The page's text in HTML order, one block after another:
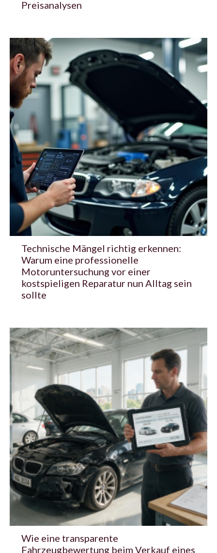
Preisanalysen
Technische Mängel richtig erkennen:
Warum eine professionelle
Motoruntersuchung vor einer
kostspieligen Reparatur nun Alltag sein
sollte
Wie eine transparente
Fahrzeugbewertung beim Verkauf eines